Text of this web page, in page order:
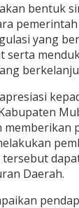
bentuk
pemerintah
yang
serta
memberikan
Daerah.